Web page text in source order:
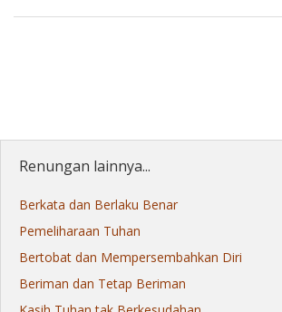
Renungan lainnya...
Berkata dan Berlaku Benar
Pemeliharaan Tuhan
Bertobat dan Mempersembahkan Diri
Beriman dan Tetap Beriman